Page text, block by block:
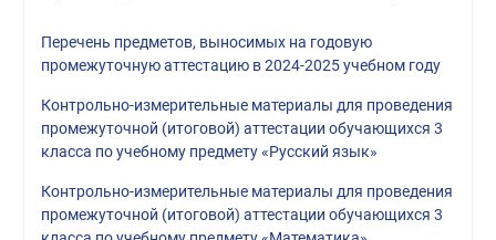
Перечень предметов, выносимых на годовую
промежуточную аттестацию в 2024-2025 учебном году
Контрольно-измерительные материалы для проведения
промежуточной (итоговой) аттестации обучающихся 3
класса по учебному предмету «Русский язык»
Контрольно-измерительные материалы для проведения
промежуточной (итоговой) аттестации обучающихся 3